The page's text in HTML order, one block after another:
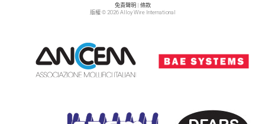
免責聲明 | 條款
版權 © 2026 Alloy Wire International